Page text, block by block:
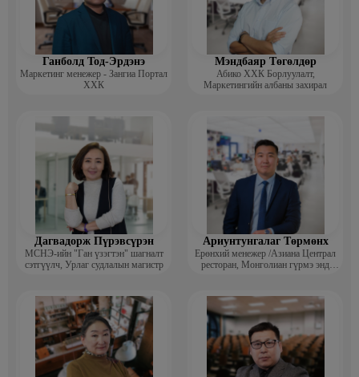
Ганболд Тод-Эрдэнэ
Маркетинг менежер - Зангиа Портал
ХХК
Мэндбаяр Төгөлдөр
Абико ХХК Борлуулалт,
Маркетингийн албаны захирал
Дагвадорж Пүрэвсүрэн
МСНЭ-ийн "Ган үзэгтэн" шагналт
сэтгүүлч, Урлаг судлалын магистр
Ариунтунгалаг Төрмөнх
Ерөнхий менежер /Азиана Централ
ресторан, Монголиан гүрмэ энд